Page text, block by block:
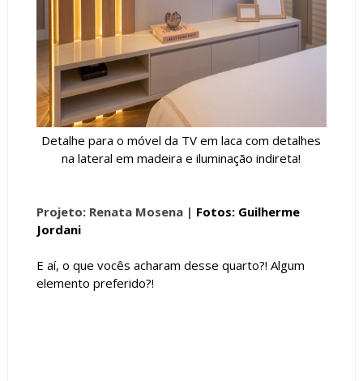
Detalhe para o móvel da TV em laca com detalhes
na lateral em madeira e iluminação indireta!
Projeto: Renata Mosena | Fotos: Guilherme
Jordani
E aí, o que vocês acharam desse quarto?! Algum
elemento preferido?!